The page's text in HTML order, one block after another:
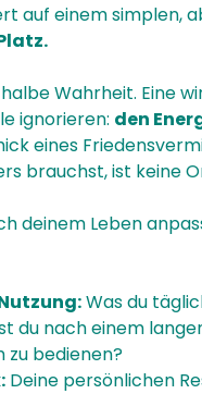
auf einem simplen,
Wahrheit. Eine
ignorieren: den
eines
brauchst, ist keine
deinem Leben
Was du
du nach einem
zu bedienen?
Deine persönlichen